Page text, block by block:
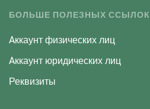
БОЛЬШЕ ПОЛЕЗНЫХ ССЫЛОК
Aккаунт физических лиц
Aккаунт юридических лиц
Реквизиты